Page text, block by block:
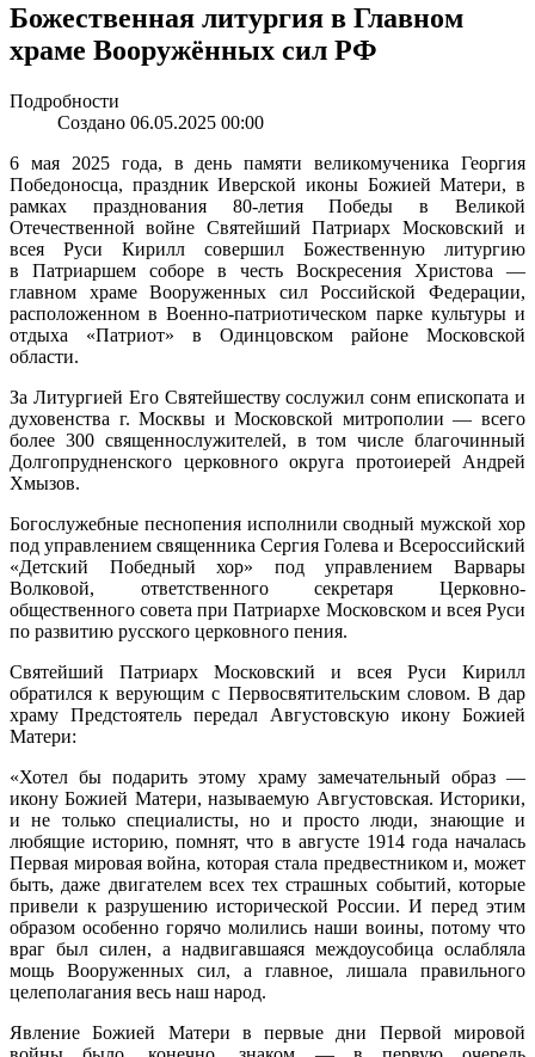
Божественная литургия в Главном
храме Вооружённых сил РФ
Подробности
Создано 06.05.2025 00:00
6 мая 2025 года, в день памяти великомученика Георгия
Победоносца, праздник Иверской иконы Божией Матери, в
рамках празднования 80-летия Победы в Великой
Отечественной войне Святейший Патриарх Московский и
всея Руси Кирилл совершил Божественную литургию
в Патриаршем соборе в честь Воскресения Христова —
главном храме Вооруженных сил Российской Федерации,
расположенном в Военно-патриотическом парке культуры и
отдыха «Патриот» в Одинцовском районе Московской
области.
За Литургией Его Святейшеству сослужил сонм епископата и
духовенства г. Москвы и Московской митрополии — всего
более 300 священнослужителей, в том числе благочинный
Долгопрудненского церковного округа протоиерей Андрей
Хмызов.
Богослужебные песнопения исполнили сводный мужской хор
под управлением священника Сергия Голева и Всероссийский
«Детский Победный хор» под управлением Варвары
Волковой, ответственного секретаря Церковно-
общественного совета при Патриархе Московском и всея Руси
по развитию русского церковного пения.
Святейший Патриарх Московский и всея Руси Кирилл
обратился к верующим с Первосвятительским словом. В дар
храму Предстоятель передал Августовскую икону Божией
Матери:
«Хотел бы подарить этому храму замечательный образ —
икону Божией Матери, называемую Августовская. Историки,
и не только специалисты, но и просто люди, знающие и
любящие историю, помнят, что в августе 1914 года началась
Первая мировая война, которая стала предвестником и, может
быть, даже двигателем всех тех страшных событий, которые
привели к разрушению исторической России. И перед этим
образом особенно горячо молились наши воины, потому что
враг был силен, а надвигавшаяся междоусобица ослабляла
мощь Вооруженных сил, а главное, лишала правильного
целеполагания весь наш народ.
Явление Божией Матери в первые дни Первой мировой